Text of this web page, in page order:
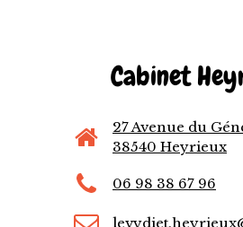
Cabinet
27 Avenue du
38540 Heyrieux
06 98 38 67 96